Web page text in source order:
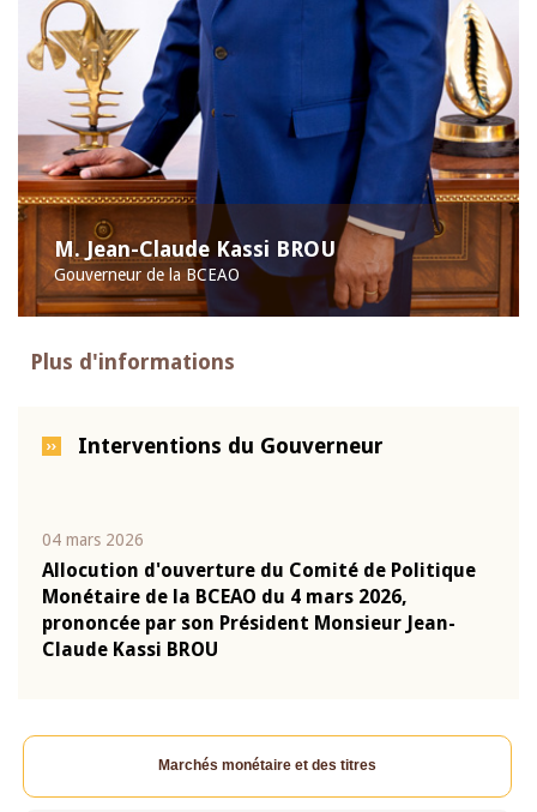
M. Jean-Claude Kassi BROU
Gouverneur de la BCEAO
Plus d'informations
Interventions du Gouverneur
04 mars 2026
Allocution d'ouverture du Comité de Politique
Monétaire de la BCEAO du 4 mars 2026,
prononcée par son Président Monsieur Jean-
Claude Kassi BROU
Marchés monétaire et des titres